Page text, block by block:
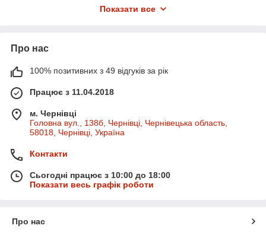
Показати все
Про нас
100% позитивних з 49 відгуків за рік
Працює з 11.04.2018
м. Чернівці
Головна вул., 138б, Чернівці, Чернівецька область,
58018, Чернівці, Україна
Контакти
Сьогодні працює з 10:00 до 18:00
Показати весь графік роботи
Про нас